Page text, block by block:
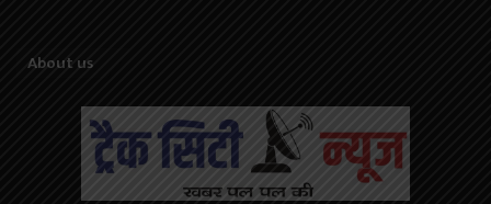
About us